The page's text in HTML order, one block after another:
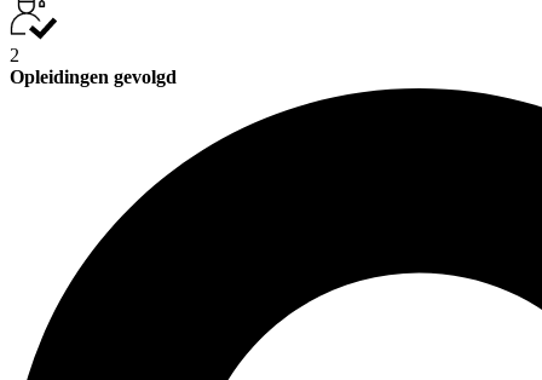
2
Opleidingen gevolgd